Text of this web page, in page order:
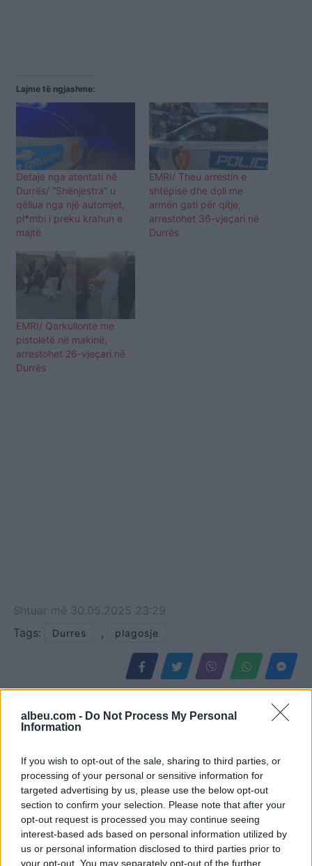
albeu.com - Do Not Process My Personal
Information
If you wish to opt-out of the sale, sharing to third parties, or
processing of your personal or sensitive information for
targeted advertising by us, please use the below opt-out
section to confirm your selection. Please note that after your
opt-out request is processed you may continue seeing
interest-based ads based on personal information utilized by
us or personal information disclosed to third parties prior to
your opt-out. You may separately opt-out of the further
Lajme të ngjashme:
Detaje nga atentati në
Durrës/ “Shënjestra” u
qëllua nga një automjet,
pl*mbi i preku krahun e
majtë
EMRI/ Theu arrestin e
shtëpisë dhe doli me
armën gati për qitje,
arrestohet 36-vjeçari në
Durrës
EMRI/ Qarkullonte me
pistoletë në makinë,
arrestohet 26-vjeçari në
Durrës
Shtuar më 30.05.2025 23:29
Tags:
Durres , plagosje
Përfundon protesta e 69-
të kundër kryeministrit,
Zjarret në vend, Ministria
e Mbrojtjes: Nëntë vatra